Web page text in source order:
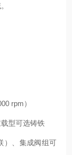
rpm）
型可选铸铁
）、集成阀组可